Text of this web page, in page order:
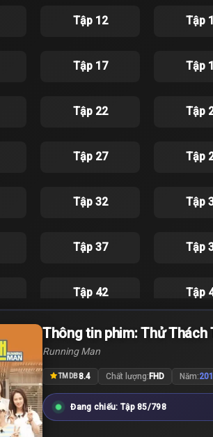
Tập 12 Tập
Tập 17 Tập
Tập 22 Tập
Tập 27 Tập
Tập 32 Tập
Tập 37 Tập
Tập 42 Tập
Tập 47 Tập
Tập 52 Tập
Thông tin phim: Thử Thách
Running Man
TMDB8.4 Chất lượng:FHD Năm:
Đang chiếu: Tập 85/798